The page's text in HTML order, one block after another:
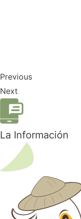
Previous
Next
La Información